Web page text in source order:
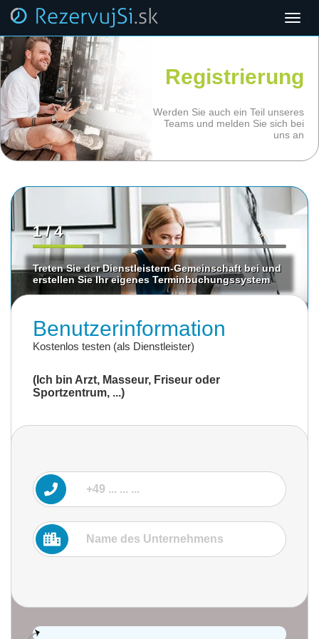
Registrierung
Werden Sie auch ein Teil unseres
Teams und melden Sie sich bei
uns an
1 / 4
Treten Sie der Dienstleistern-Gemeinschaft bei und
erstellen Sie Ihr eigenes Terminbuchungssystem
Benutzerinformation
Kostenlos testen (als Dienstleister)
(Ich bin Arzt, Masseur, Friseur oder
Sportzentrum, ...)